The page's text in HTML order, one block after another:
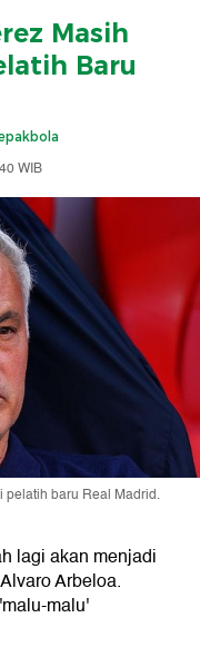
Masih
Baru
WIB
pelatih baru Real Madrid.
lagi akan menjadi
Arbeloa.
malu'